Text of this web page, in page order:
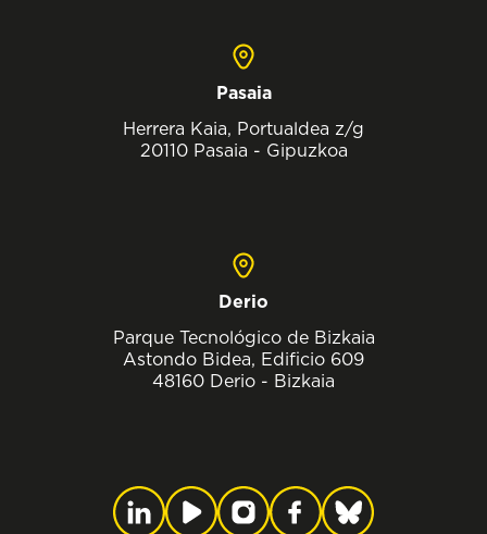
Pasaia
Herrera Kaia, Portualdea z/g
20110 Pasaia - Gipuzkoa
Derio
Parque Tecnológico de Bizkaia
Astondo Bidea, Edificio 609
48160 Derio - Bizkaia